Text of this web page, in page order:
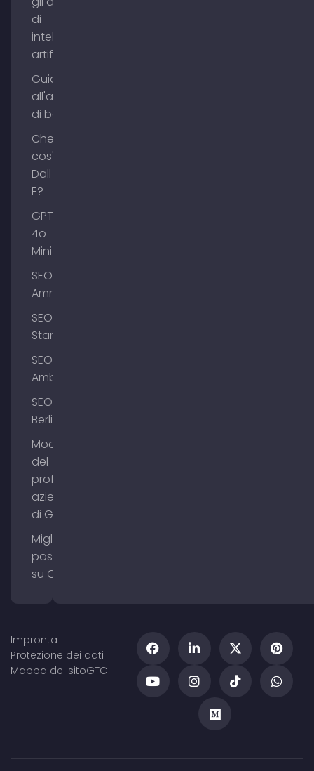
di
intelligenza
artificiale?
Guida
all'acquisto
di backlink
Che
cos'è
Dall-
E?
GPT-
4o
Mini
SEO
Ammersee
SEO
Starnberg
SEO
Amburgo
SEO
Berlino
Modifica
del
profilo
aziendale
di Google
Migliorare il
posizionamento
su Google Maps
Impronta
Protezione dei dati
Mappa del sitoGTC